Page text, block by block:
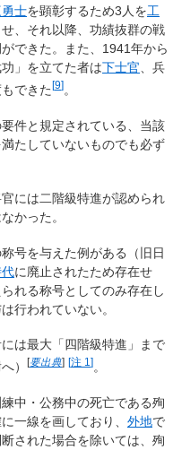
士を顕彰するため3人を工
、それ以降、功績抜群の戦
できた。また、1941年から
」を立てた者は下士官、兵
できた [9] 。
件と規定されている、当該
たしていないものでも必ず
には二階級特進が認められ
かった。
号を与えた例がある（旧日
に廃止されたため存在せ
れる称号としてのみ存在し
行われていない。
は最大「四階級特進」まで
）
[要出典] [注 1 ] 。
中・公務中の死亡である殉
一線を画しており、 外地で
された場合を除いては、殉